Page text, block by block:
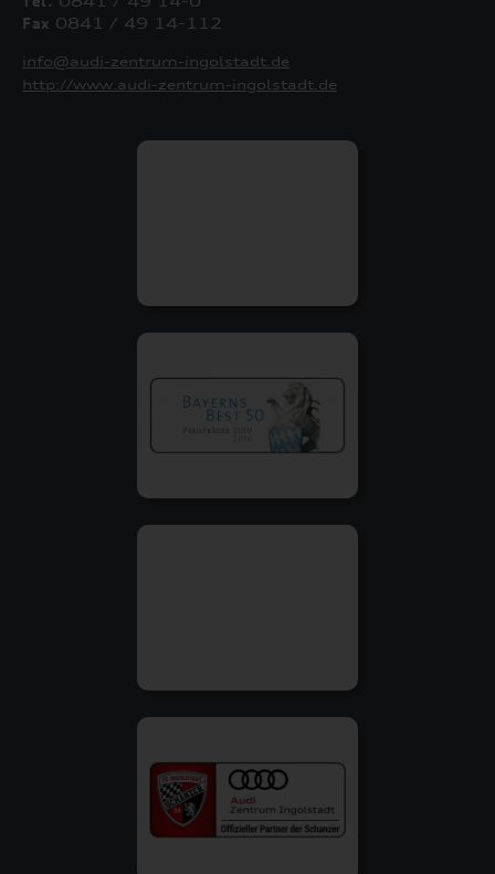
Fax 0841 / 49 14-112
info@audi-zentrum-ingolstadt.de
http://www.audi-zentrum-ingolstadt.de